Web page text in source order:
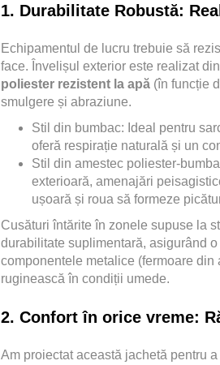
1. Durabilitate Robustă:
Echipamentul de lucru trebuie să
face. Învelișul exterior este realizat din
poliester rezistent la apă (în funcție
smulgere și abraziune.
Stil din bumbac: Ideal pentru
oferă respirație naturală și un
Stil din amestec poliester-
exterioară, amenajări
ușoară și roua să formeze
Cusături întărite în zonele supuse la
durabilitate suplimentară, asigurând
componentele metalice (fermoare
ruginească în condiții umede.
2. Confort în orice vreme:
Am proiectat această jachetă pentru